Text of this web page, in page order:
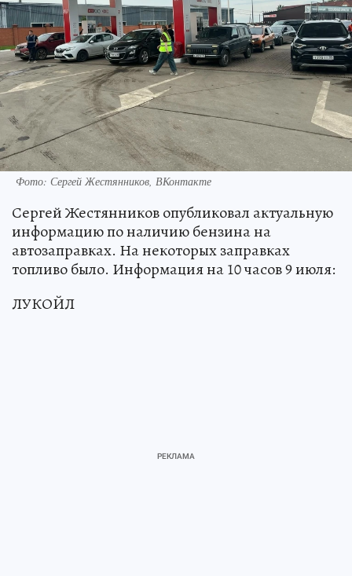
Фото: Сергей Жестянников, ВКонтакте
Сергей Жестянников опубликовал актуальную
информацию по наличию бензина на
автозаправках. На некоторых заправках
топливо было. Информация на 10 часов 9 июля:
ЛУКОЙЛ